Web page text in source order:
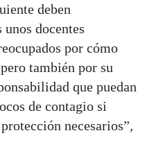
deben
docentes
por cómo
también por su
que puedan
de contagio si
necesarios”,